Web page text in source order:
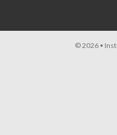
© 2026 •